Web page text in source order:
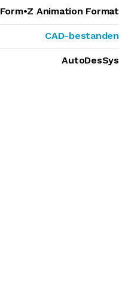
Form•Z Animation Format
CAD-bestanden
AutoDesSys